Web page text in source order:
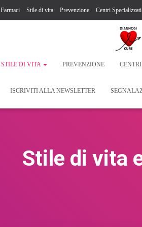
Farmaci Stile di vita Prevenzione Centri Specializzati
STILE DI VITA PREVENZIONE
ISCRIVITI ALLA NEWSLETTER
Stile di vita